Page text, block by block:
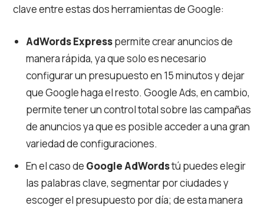
clave entre estas dos herramientas de Google:
AdWords Expresspermite crear anuncios de
manera rápida, ya que solo es necesario
configurar un presupuesto en 15 minutos y dejar
que Google haga el resto. Google Ads, en cambio,
permite tener un control total sobre las campañas
de anuncios ya que es posible acceder a una gran
variedad de configuraciones.
En el caso de Google AdWordstú puedes elegir
las palabras clave, segmentar por ciudades y
escoger el presupuesto por día; de esta manera